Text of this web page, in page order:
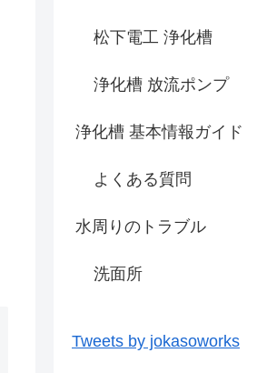
松下電工 浄化槽
浄化槽 放流ポンプ
浄化槽 基本情報ガイド
よくある質問
水周りのトラブル
洗面所
Tweets by jokasoworks